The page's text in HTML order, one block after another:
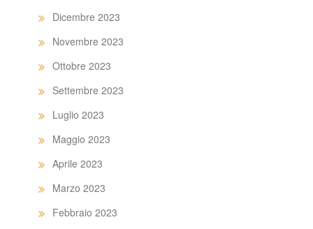
Dicembre 2023
Novembre 2023
Ottobre 2023
Settembre 2023
Luglio 2023
Maggio 2023
Aprile 2023
Marzo 2023
Febbraio 2023